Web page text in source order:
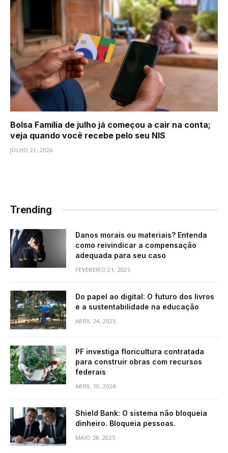
Bolsa Família de julho já começou a cair na conta;
veja quando você recebe pelo seu NIS
JULHO 21, 2026
Trending
Danos morais ou materiais? Entenda
como reivindicar a compensação
adequada para seu caso
FEVEREIRO 21, 2025
Do papel ao digital: O futuro dos livros
e a sustentabilidade na educação
ABRIL 24, 2025
PF investiga floricultura contratada
para construir obras com recursos
federais
ABRIL 10, 2024
Shield Bank: O sistema não bloqueia
dinheiro. Bloqueia pessoas.
MAIO 28, 2025